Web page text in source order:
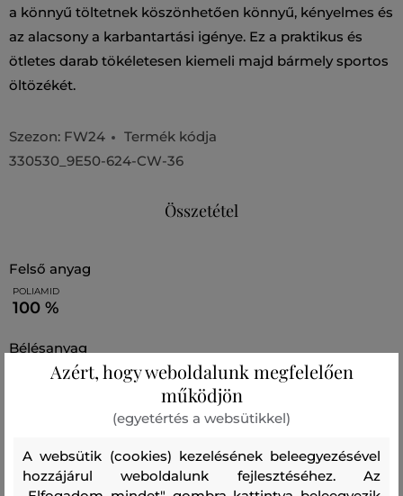
a könnyű töltetnek köszönhetően könnyű, kényelmes és
az alacsony a karbantartási igénye. Ez a praktikus és
ötletes darab tökéletesen kiemeli majd bármely sportos
öltözékét.
Szezon: FW24
Termék kódja
330530_9E50-624-CW-36
Összetétel
felső anyag
POLIAMID
100 %
bélésanyag
POLIAMID
Ajánlott termékek
Azért, hogy weboldalunk megfelelően
működjön
(egyetértés a websütikkel)
A websütik (cookies) kezelésének beleegyezésével
hozzájárul weboldalunk fejlesztéséhez. Az